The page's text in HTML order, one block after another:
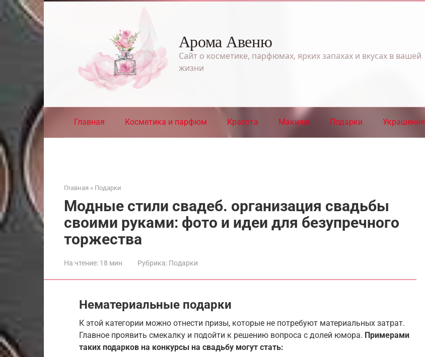
Перейти
к
контенту
Арома Авеню
Сайт о косметике, парфюмах, ярких запахах и вкусах в вашей
жизни
Главная Косметика и парфюм Красота Макияж Подарки Украшения
Главная » Подарки
Модные стили свадеб. организация свадьбы
своими руками: фото и идеи для безупречного
торжества
На чтение: 18 мин Рубрика: Подарки
Нематериальные подарки
К этой категории можно отнести призы, которые не потребуют материальных затрат.
Главное проявить смекалку и подойти к решению вопроса с долей юмора. Примерами
таких подарков на конкурсы на свадьбу могут стать: